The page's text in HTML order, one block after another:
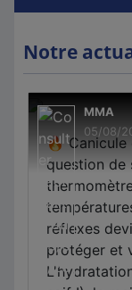
Notre